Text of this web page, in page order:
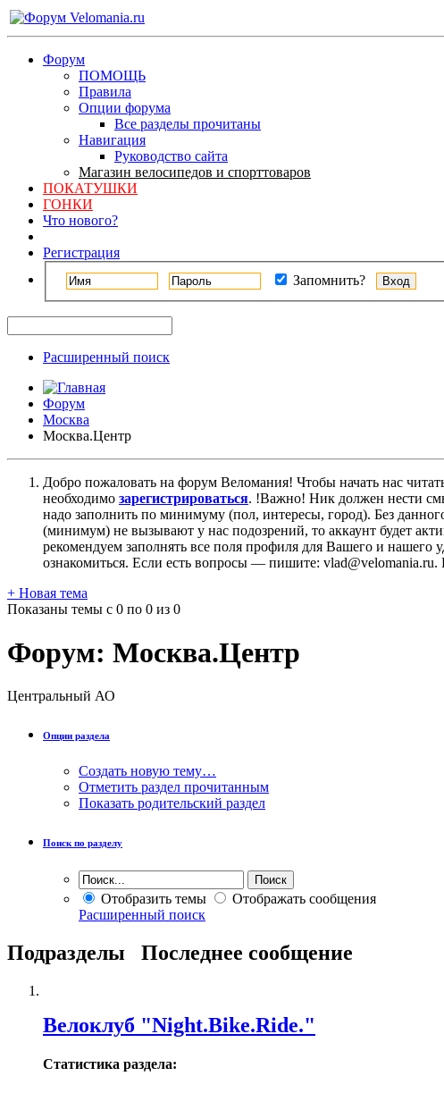
Форум
ПОМОЩЬ
Правила
Опции форума
Все разделы прочитаны
Навигация
Руководство сайта
Магазин велосипедов и спорттоваров
ПОКАТУШКИ
ГОНКИ
Что нового?
Регистрация
Запомнить?
Расширенный поиск
Форум
Москва
Москва.Центр
Добро пожаловать на форум Веломания! Чтобы начать нас
необходимо зарегистрироваться. !Важно! Ник должен нести
надо заполнить по минимуму (пол, интересы, город). Без
(минимум) не вызывают у нас подозрений, то аккаунт будет
рекомендуем заполнять все поля профиля для Вашего и
ознакомиться. Если есть вопросы — пишите: vlad@velomania.ru.
+ Новая тема
Показаны темы с 0 по 0 из 0
Форум: Москва.Центр
Центральный АО
Опции раздела
Создать новую тему…
Отметить раздел прочитанным
Показать родительский раздел
Поиск по разделу
Отобразить темы
Отображать сообщения
Расширенный поиск
Подразделы Последнее сообщение
Велоклуб "Night.Bike.Ride."
Статистика раздела: